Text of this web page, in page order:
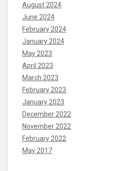
August 2024
June 2024
February 2024
January 2024
May 2023
April 2023
March 2023
February 2023
January 2023
December 2022
November 2022
February 2022
May 2017